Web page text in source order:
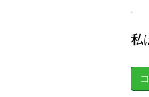
私